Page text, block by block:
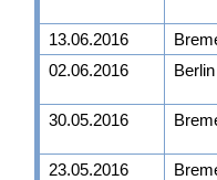
13.06.2016
02.06.2016
Berlin
30.05.2016
23.05.2016